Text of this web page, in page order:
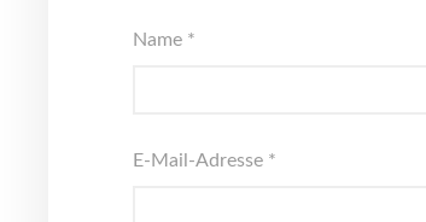
Name *
E-Mail-Adresse *